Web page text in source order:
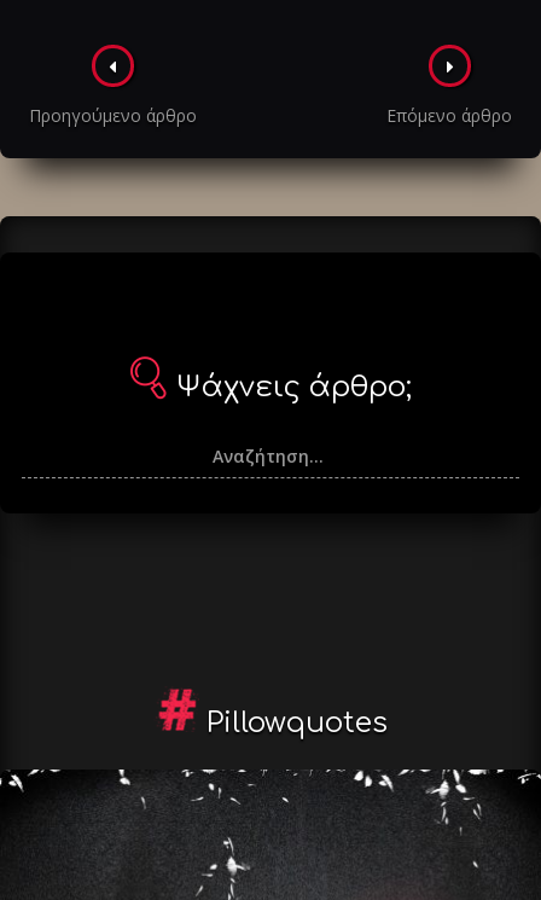
Πλοήγηση
στα
άρθρα
Προηγούμενο άρθρο Επόμενο άρθρο
Ψάχνεις άρθρο;
Pillowquotes